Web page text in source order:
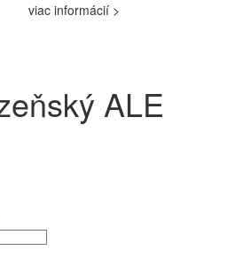
ALE
viac informácií >